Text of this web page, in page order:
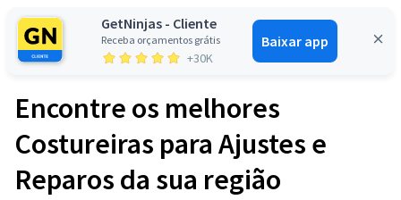
GetNinjas - Cliente
Receba orçamentos grátis
+30K
Baixar app
Entrar
Encontre os melhores
Costureiras para Ajustes e
Reparos da sua região